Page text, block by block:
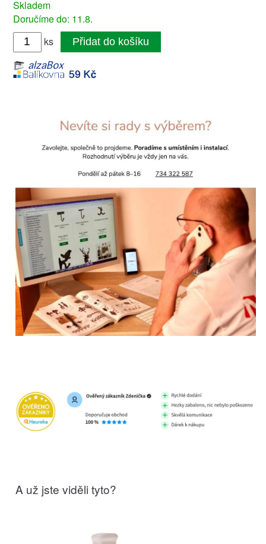
Skladem
Doručíme do: 11.8.
ks
Přidat do košíku
A už jste viděli tyto?